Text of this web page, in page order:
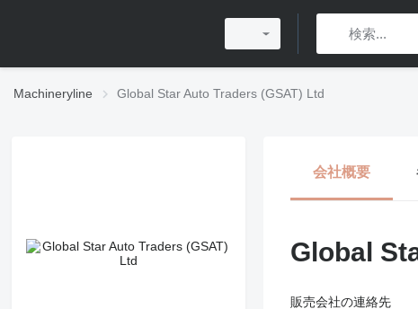
Machineryline Global Star Auto Traders (GSAT) Ltd
会社概要
Global
販売会社の連絡先